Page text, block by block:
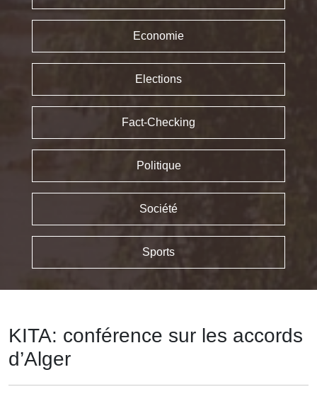
Economie
Elections
Fact-Checking
Politique
Société
Sports
KITA: conférence sur les accords
d’Alger